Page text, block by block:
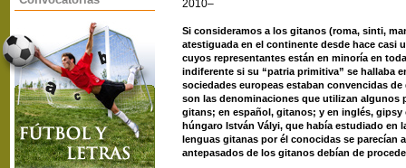
2010–
Si consideramos a los gitanos (roma, sinti,
atestiguada en el continente desde hace casi
cuyos representantes están en minoría en
indiferente si su “patria primitiva” se hallaba
sociedades europeas estaban convencidas
son las denominaciones que utilizan algunos
gitans; en español, gitanos; y en inglés,
húngaro István Vályi, que había estudiado en
lenguas gitanas por él conocidas se parecían
antepasados de los gitanos debían de